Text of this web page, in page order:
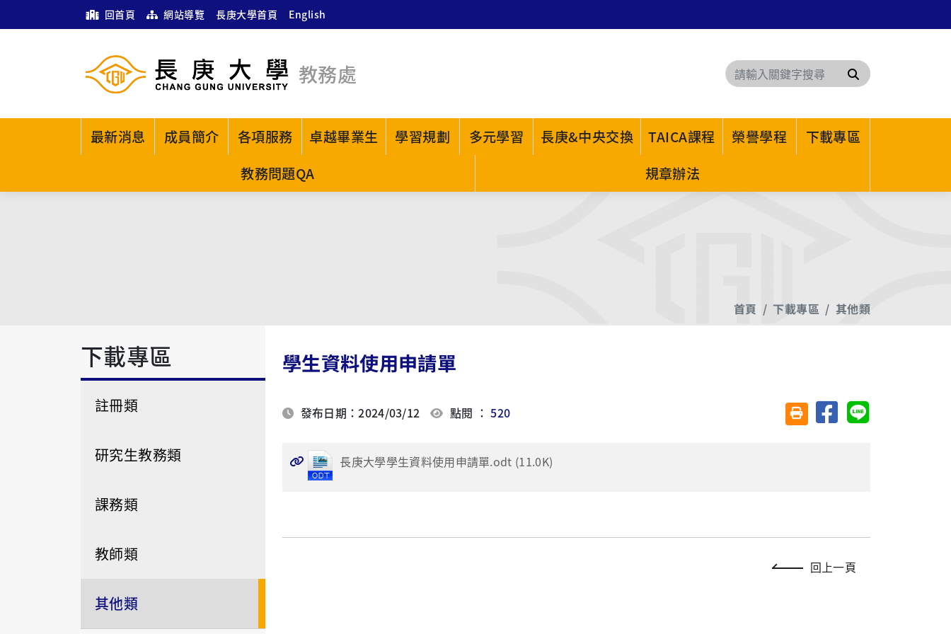
回首頁 網站導覽 長庚大學首頁 English
教務處 搜尋
最新消息 成員簡介 各項服務 卓越畢業生 學習規劃 多元學習 長庚&中央交換 TAICA課程 榮譽學程
下載專區
教務問題QA
規章辦法
首頁 下載專區 其他類
下載專區
註冊類
研究生教務類
課務類
教師類
其他類
學生資料使用申請單
發布日期：2024/03/12 點閱 ：520 友善列印(另開視窗)
分享至臉書分享至 Line
長庚大學學生資料使用申請單.odt (11.0K)
回上一頁